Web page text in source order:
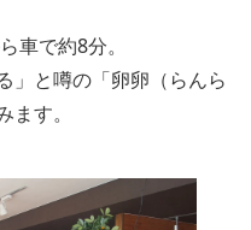
車で約8分。
」と噂の「卵卵（らんら
す。